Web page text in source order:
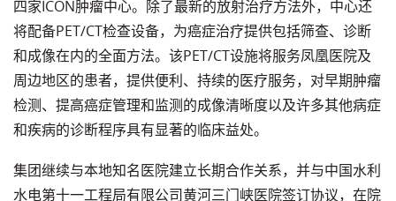
四家ICON肿瘤中心。除了最新的放射治疗方法外，中心还
将配备PET/CT检查设备，为癌症治疗提供包括筛查、诊断
和成像在内的全面方法。该PET/CT设施将服务凤凰医院及
周边地区的患者，提供便利、持续的医疗服务，对早期肿瘤
检测、提高癌症管理和监测的成像清晰度以及许多其他病症
和疾病的诊断程序具有显著的临床益处。
集团继续与本地知名医院建立长期合作关系，并与中国水利
水电第十一工程局有限公司黄河三门峡医院签订协议，在院